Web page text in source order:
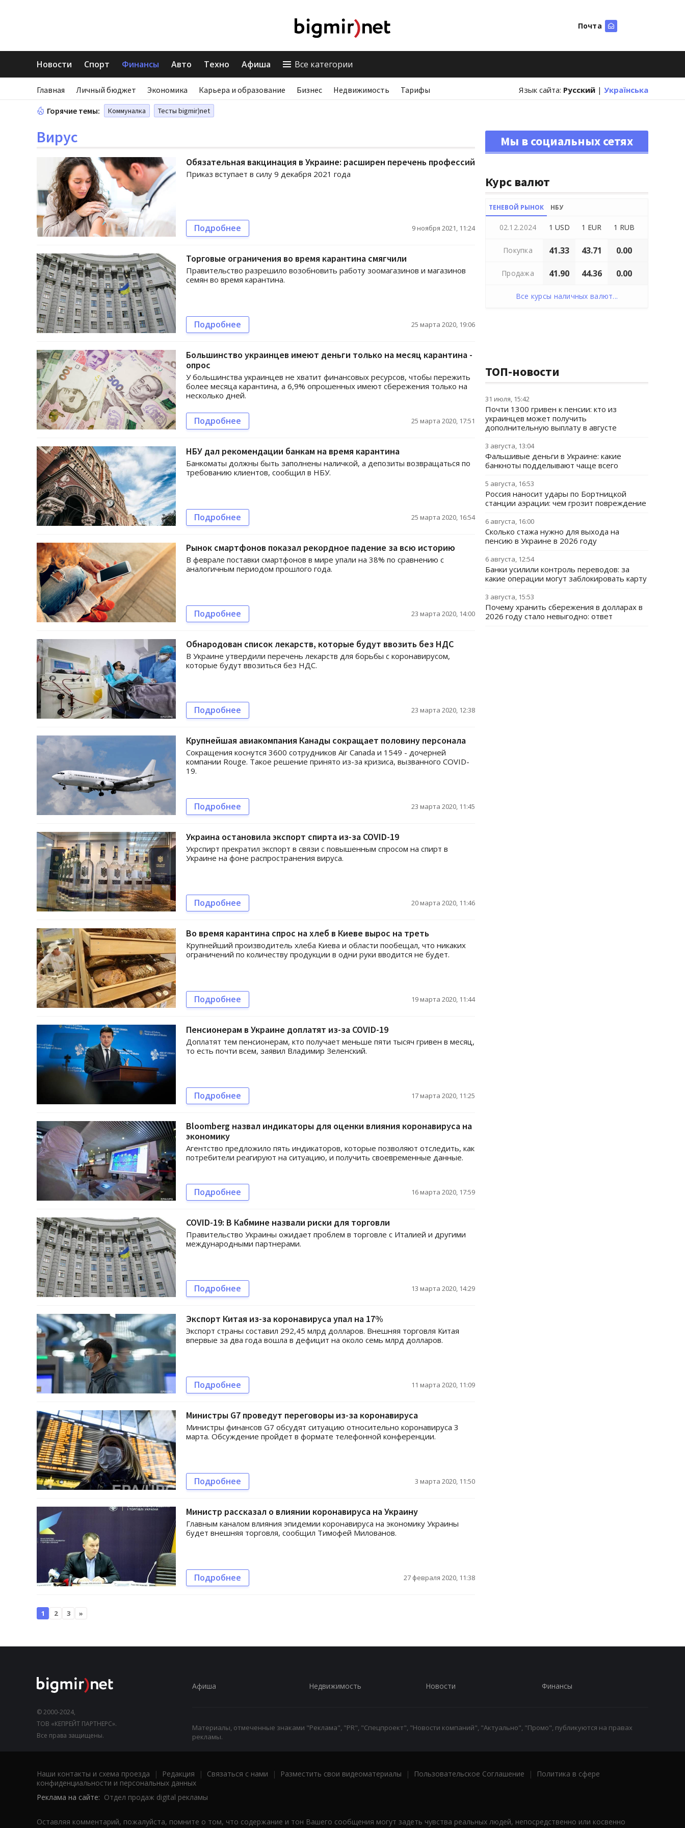
Почта
Новости Спорт Финансы Авто Техно Афиша Все категории
Главная Личный бюджет Экономика Карьера и образование Бизнес Недвижимость Тарифы Язык сайта: Русский | Українська
Горячие темы: Коммуналка Тесты bigmir)net
Вирус
Обязательная вакцинация в Украине: расширен перечень профессий
Приказ вступает в силу 9 декабря 2021 года
Подробнее 9 ноября 2021, 11:24
Торговые ограничения во время карантина смягчили
Правительство разрешило возобновить работу зоомагазинов и магазинов
семян во время карантина.
Подробнее 25 марта 2020, 19:06
Большинство украинцев имеют деньги только на месяц карантина -
опрос
У большинства украинцев не хватит финансовых ресурсов, чтобы пережить
более месяца карантина, а 6,9% опрошенных имеют сбережения только на
несколько дней.
Подробнее 25 марта 2020, 17:51
НБУ дал рекомендации банкам на время карантина
Банкоматы должны быть заполнены наличкой, а депозиты возвращаться по
требованию клиентов, сообщил в НБУ.
Подробнее 25 марта 2020, 16:54
Рынок смартфонов показал рекордное падение за всю историю
В феврале поставки смартфонов в мире упали на 38% по сравнению с
аналогичным периодом прошлого года.
Подробнее 23 марта 2020, 14:00
Обнародован список лекарств, которые будут ввозить без НДС
В Украине утвердили перечень лекарств для борьбы с коронавирусом,
которые будут ввозиться без НДС.
Подробнее 23 марта 2020, 12:38
Крупнейшая авиакомпания Канады сокращает половину персонала
Сокращения коснутся 3600 сотрудников Air Canada и 1549 - дочерней
компании Rouge. Такое решение принято из-за кризиса, вызванного COVID-
19.
Подробнее 23 марта 2020, 11:45
Украина остановила экспорт спирта из-за COVID-19
Укрспирт прекратил экспорт в связи с повышенным спросом на спирт в
Украине на фоне распространения вируса.
Подробнее 20 марта 2020, 11:46
Во время карантина спрос на хлеб в Киеве вырос на треть
Крупнейший производитель хлеба Киева и области пообещал, что никаких
ограничений по количеству продукции в одни руки вводится не будет.
Подробнее 19 марта 2020, 11:44
Пенсионерам в Украине доплатят из-за COVID-19
Доплатят тем пенсионерам, кто получает меньше пяти тысяч гривен в месяц,
то есть почти всем, заявил Владимир Зеленский.
Подробнее 17 марта 2020, 11:25
Bloomberg назвал индикаторы для оценки влияния коронавируса на
экономику
Агентство предложило пять индикаторов, которые позволяют отследить, как
потребители реагируют на ситуацию, и получить своевременные данные.
Подробнее 16 марта 2020, 17:59
COVID-19: В Кабмине назвали риски для торговли
Правительство Украины ожидает проблем в торговле с Италией и другими
международными партнерами.
Подробнее 13 марта 2020, 14:29
Экспорт Китая из-за коронавируса упал на 17%
Экспорт страны составил 292,45 млрд долларов. Внешняя торговля Китая
впервые за два года вошла в дефицит на около семь млрд долларов.
Подробнее 11 марта 2020, 11:09
Министры G7 проведут переговоры из-за коронавируса
Министры финансов G7 обсудят ситуацию относительно коронавируса 3
марта. Обсуждение пройдет в формате телефонной конференции.
Подробнее 3 марта 2020, 11:50
Министр рассказал о влиянии коронавируса на Украину
Главным каналом влияния эпидемии коронавируса на экономику Украины
будет внешняя торговля, сообщил Тимофей Милованов.
Подробнее 27 февраля 2020, 11:38
1 2 3 »
Мы в социальных сетях
Курс валют
ТЕНЕВОЙ РЫНОК НБУ
02.12.2024 1 USD 1 EUR 1 RUB
Покупка 41.33 43.71 0.00
Продажа 41.90 44.36 0.00
Все курсы наличных валют...
ТОП-новости
31 июля, 15:42
Почти 1300 гривен к пенсии: кто из
украинцев может получить
дополнительную выплату в августе
3 августа, 13:04
Фальшивые деньги в Украине: какие
банкноты подделывают чаще всего
5 августа, 16:53
Россия наносит удары по Бортницкой
станции аэрации: чем грозит повреждение
6 августа, 16:00
Сколько стажа нужно для выхода на
пенсию в Украине в 2026 году
6 августа, 12:54
Банки усилили контроль переводов: за
какие операции могут заблокировать карту
3 августа, 15:53
Почему хранить сбережения в долларах в
2026 году стало невыгодно: ответ
© 2000-2024,
ТОВ «КЕПРЕЙТ ПАРТНЕРС».
Все права защищены.
Афиша Недвижимость Новости Финансы
Материалы, отмеченные знаками "Реклама", "PR", "Спецпроект", "Новости компаний", "Актуально", "Промо", публикуются на правах
рекламы.
Наши контакты и схема проезда | Редакция | Связаться с нами | Разместить свои видеоматериалы | Пользовательское Соглашение |
Политика в сфере
конфиденциальности и персональных данных
Реклама на сайте: Отдел продаж digital рекламы
Оставляя комментарий, пожалуйста, помните о том, что содержание и тон Вашего сообщения могут задеть чувства реальных людей, непосредственно или косвенно